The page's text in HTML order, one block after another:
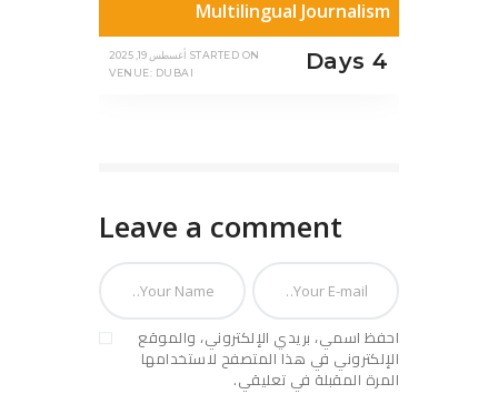
Multilingual Journalism
STARTED ON أغسطس 19, 2025
VENUE: DUBAI
4 Days
Leave a comment
احفظ اسمي، بريدي الإلكتروني، والموقع
الإلكتروني في هذا المتصفح لاستخدامها
المرة المقبلة في تعليقي.